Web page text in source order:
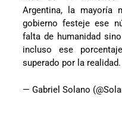
Argentina, la mayoría
gobierno festeje ese
falta de humanidad
incluso ese
superado por la
— Gabriel Solano